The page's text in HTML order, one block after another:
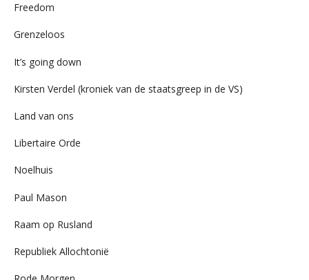
Freedom
Grenzeloos
It’s going down
Kirsten Verdel (kroniek van de staatsgreep in de VS)
Land van ons
Libertaire Orde
Noelhuis
Paul Mason
Raam op Rusland
Republiek Allochtonië